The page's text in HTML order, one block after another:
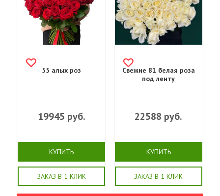
55 алых роз
19945 руб.
КУПИТЬ
ЗАКАЗ В 1 КЛИК
Свежие 81 белая роза
под ленту
22588 руб.
КУПИТЬ
ЗАКАЗ В 1 КЛИК